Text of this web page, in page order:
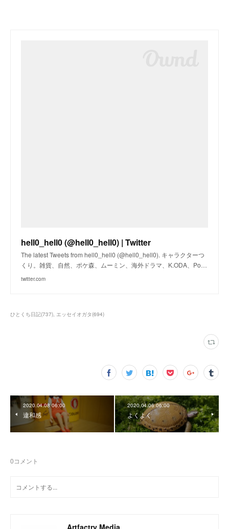
hell0_hell0 (@hell0_hell0) | Twitter
The latest Tweets from hell0_hell0 (@hell0_hell0). キャラクターつ
くり。雑貨、自然、ポケ森、ムーミン、海外ドラマ、K.ODA、Po…
twitter.com
ひとくち日記(737) エッセイオガタ(694)
2020.04.08 06:00
違和感
2020.04.06 06:00
よくよく
0コメント
Artfactry Media